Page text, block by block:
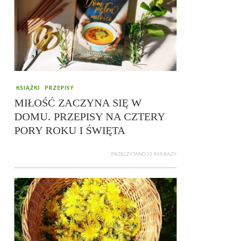
KSIĄŻKI PRZEPISY
MIŁOŚĆ ZACZYNA SIĘ W
DOMU. PRZEPISY NA CZTERY
PORY ROKU I ŚWIĘTA
PRZECZYTANO 33 919 RAZY